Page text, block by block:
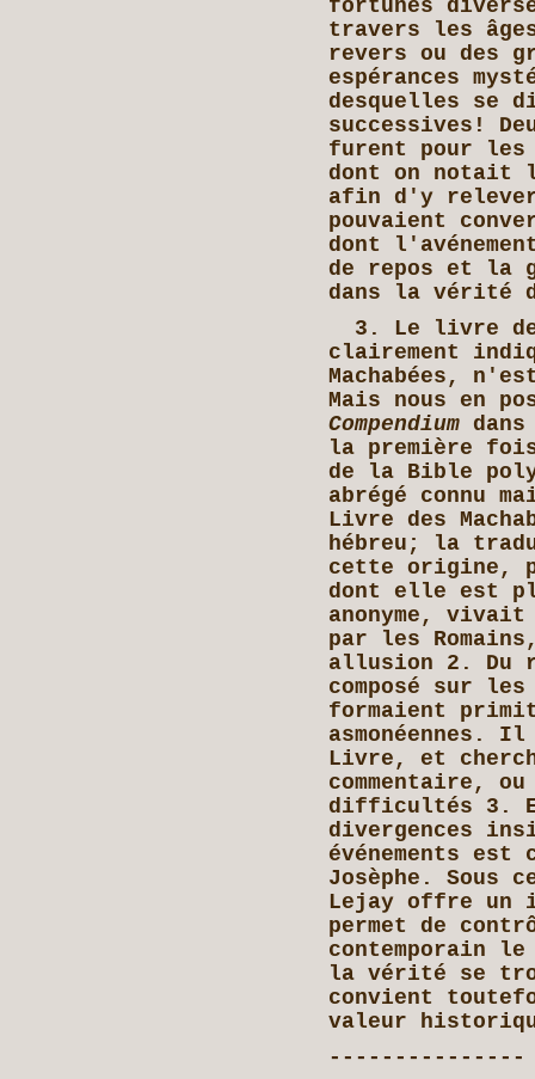
fortunes
travers les
revers ou des
espérances
desquelles se
successives!
furent pour
dont on notait
afin d'y
pouvaient
dont
de repos et la
dans la vérité
3. Le livre des
clairement
Machabées,
Mais nous en
Compendium
la première
de la Bible
abrégé connu
Livre des
hébreu; la
cette origine,
dont elle est
anonyme,
par les
allusion 2. Du
composé sur
formaient
asmonéennes.
Livre, et
commentaire,
difficultés 3.
divergences
événements est
Josèphe. Sous
Lejay offre un
permet de
contemporain le
la vérité se
convient
valeur
---------------